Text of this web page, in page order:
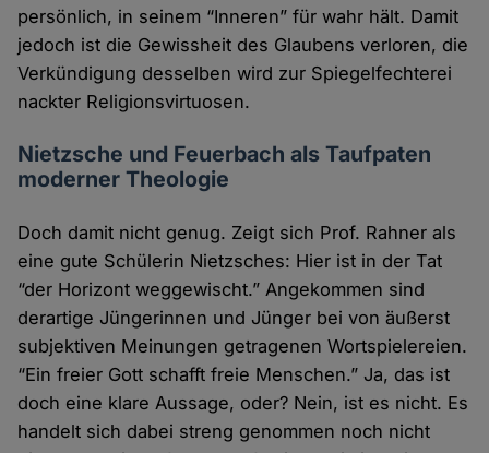
persönlich, in seinem “Inneren” für wahr hält. Damit
jedoch ist die Gewissheit des Glaubens verloren, die
Verkündigung desselben wird zur Spiegelfechterei
nackter Religionsvirtuosen.
Nietzsche und Feuerbach als Taufpaten
moderner Theologie
Doch damit nicht genug. Zeigt sich Prof. Rahner als
eine gute Schülerin Nietzsches: Hier ist in der Tat
“der Horizont weggewischt.” Angekommen sind
derartige Jüngerinnen und Jünger bei von äußerst
subjektiven Meinungen getragenen Wortspielereien.
“Ein freier Gott schafft freie Menschen.” Ja, das ist
doch eine klare Aussage, oder? Nein, ist es nicht. Es
handelt sich dabei streng genommen noch nicht